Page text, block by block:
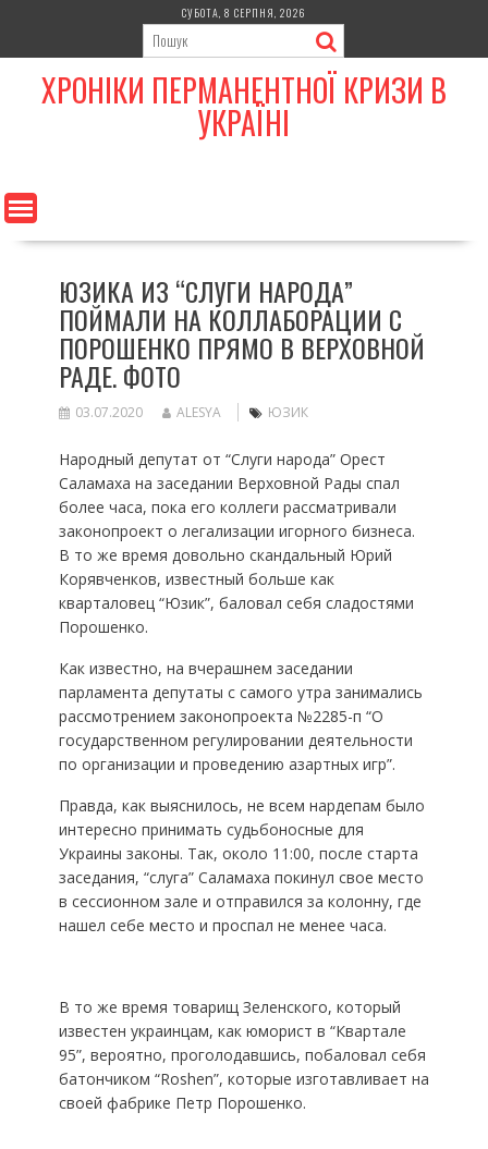
content
СУБОТА, 8 СЕРПНЯ, 2026
ХРОНІКИ ПЕРМАНЕНТНОЇ КРИЗИ В
УКРАЇНІ
ЮЗИКА ИЗ “СЛУГИ НАРОДА”
ПОЙМАЛИ НА КОЛЛАБОРАЦИИ С
ПОРОШЕНКО ПРЯМО В ВЕРХОВНОЙ
РАДЕ. ФОТО
03.07.2020 ALESYA ЮЗИК
Народный депутат от “Слуги народа” Орест
Саламаха на заседании Верховной Рады спал
более часа, пока его коллеги рассматривали
законопроект о легализации игорного бизнеса.
В то же время довольно скандальный Юрий
Корявченков, известный больше как
кварталовец “Юзик”, баловал себя сладостями
Порошенко.
Как известно, на вчерашнем заседании
парламента депутаты с самого утра занимались
рассмотрением законопроекта №2285-п “О
государственном регулировании деятельности
по организации и проведению азартных игр”.
Правда, как выяснилось, не всем нардепам было
интересно принимать судьбоносные для
Украины законы. Так, около 11:00, после старта
заседания, “слуга” Саламаха покинул свое место
в сессионном зале и отправился за колонну, где
нашел себе место и проспал не менее часа.
В то же время товарищ Зеленского, который
известен украинцам, как юморист в “Квартале
95”, вероятно, проголодавшись, побаловал себя
батончиком “Roshen”, которые изготавливает на
своей фабрике Петр Порошенко.